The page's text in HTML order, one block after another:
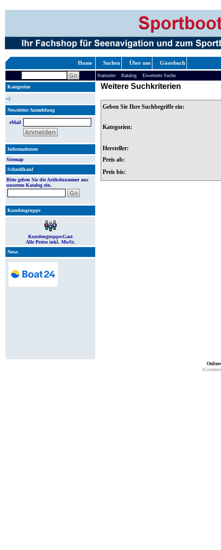
Home Suchen Über uns Gästebuch
Startseite » Katalog » Erweiterte Suche
Kategorien
Newsletter Anmeldung
eMail
Informationen
Sitemap
Schnellkauf
Bitte geben Sie die Artikelnummer aus
unserem Katalog ein.
Kundengruppe
Kundengruppe:Gast
Alle Preise inkl. MwSt.
News
Weitere Suchkriterien
Geben Sie Ihre Suchbegriffe ein:
Kategorien:
Hersteller:
Preis ab:
Preis bis: